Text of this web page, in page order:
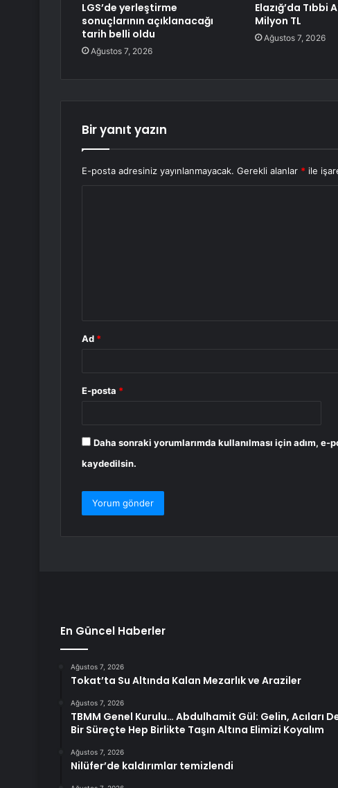
LGS’de yerleştirme
sonuçlarının açıklanacağı
tarih belli oldu
Ağustos 7, 2026
Elazığ’da Tıbbi
Milyon TL
Ağustos 7, 2026
Bir yanıt yazın
E-posta adresiniz yayınlanmayacak. Gerekli alanlar * ile
Ad *
E-posta *
Daha sonraki yorumlarımda kullanılması için adım,
kaydedilsin.
En Güncel Haberler
Ağustos 7, 2026
Tokat’ta Su Altında Kalan Mezarlık ve Araziler
Ağustos 7, 2026
TBMM Genel Kurulu… Abdulhamit Gül: Gelin, Acıları
Bir Süreçte Hep Birlikte Taşın Altına Elimizi Koyalım
Ağustos 7, 2026
Nilüfer’de kaldırımlar temizlendi